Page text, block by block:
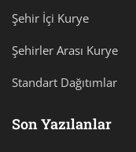
Şehir İçi Kurye
Şehirler Arası Kurye
Standart Dağıtımlar
Son Yazılanlar